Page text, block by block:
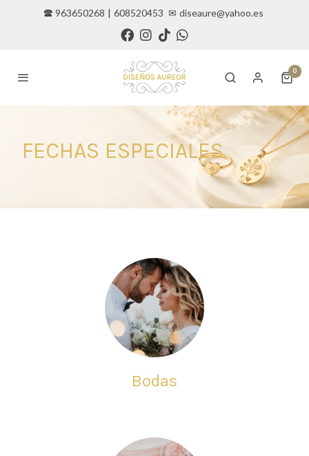
🕿 963650268 | 608520453 ✉ diseaure@yahoo.es
0
FECHAS ESPECIALES
Bodas